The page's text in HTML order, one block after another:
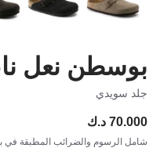
بوسطن نعل
جلد سويدي
70.000 د.ك
شامل الرسوم والضرائب المطبقة في